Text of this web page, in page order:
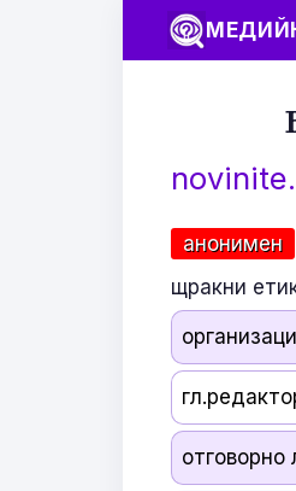
анонимен
щракни
отговорно